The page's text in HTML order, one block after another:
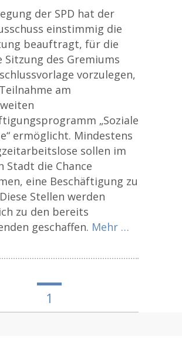
der SPD hat der
einstimmig die
beauftragt, für die
Sitzung des Gremiums
vorzulegen,
am
„Soziale
ermöglicht. Mindestens
sollen im
Stadt die Chance
eine Beschäftigung zu
Stellen werden
zu den bereits
geschaffen. Mehr …
1